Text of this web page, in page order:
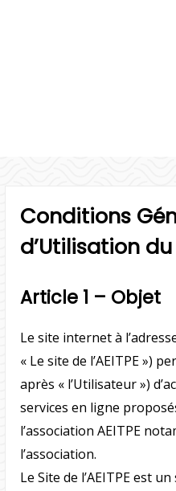
Conditions
d’Utilisation
Article 1 – Objet
Le site internet à
« Le site de l’AEITPE »)
après « l’Utilisateur »)
services en ligne
l’association AEITPE
l’association.
Le Site de l’AEITPE est